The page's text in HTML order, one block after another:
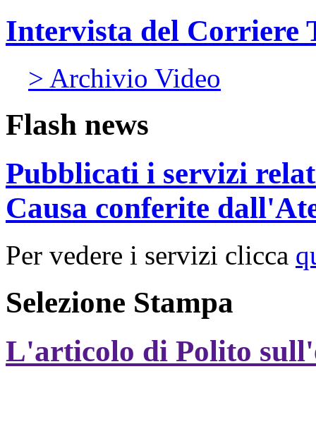
Intervista del Corriere
> Archivio Video
Flash news
Pubblicati i servizi
Causa conferite
Per vedere i servizi clicca
Selezione Stampa
L'articolo di Polito